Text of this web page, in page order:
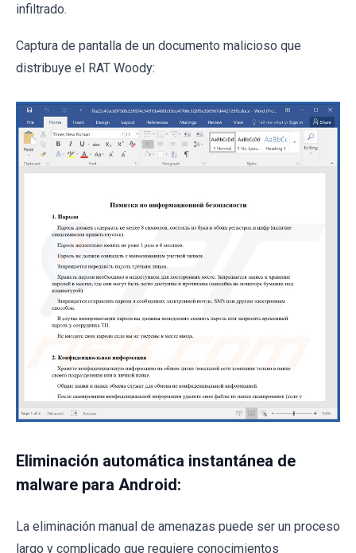
infiltrado.
Captura de pantalla de un documento malicioso que
distribuye el RAT Woody:
Eliminación automática instantánea de
malware para Android:
La eliminación manual de amenazas puede ser un proceso
largo y complicado que requiere conocimientos